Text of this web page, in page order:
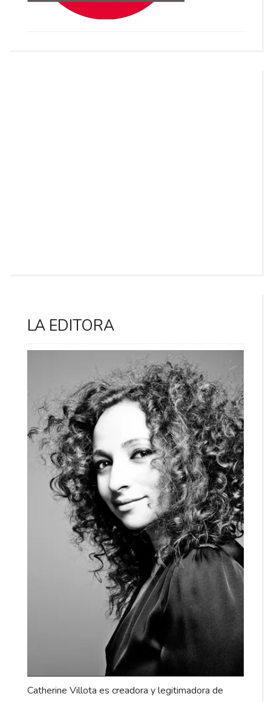
LA EDITORA
Catherine Villota es creadora y legitimadora de